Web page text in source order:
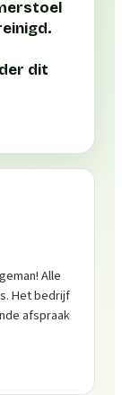
dit
Alle
Het bedrijf
afspraak